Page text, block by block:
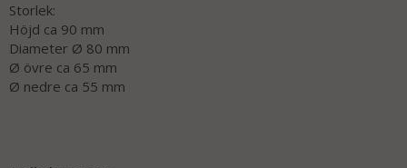
Storlek:
Höjd ca 90 mm
Diameter Ø 80 mm
Ø övre ca 65 mm
Ø nedre ca 55 mm